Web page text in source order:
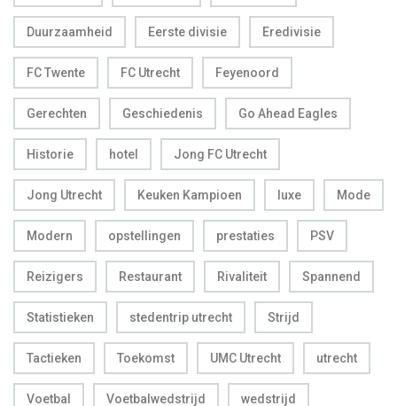
Duurzaamheid Eerste divisie Eredivisie
FC Twente FC Utrecht Feyenoord
Gerechten Geschiedenis Go Ahead Eagles
Historie hotel Jong FC Utrecht
Jong Utrecht Keuken Kampioen luxe Mode
Modern opstellingen prestaties PSV
Reizigers Restaurant Rivaliteit Spannend
Statistieken stedentrip utrecht Strijd
Tactieken Toekomst UMC Utrecht utrecht
Voetbal Voetbalwedstrijd wedstrijd